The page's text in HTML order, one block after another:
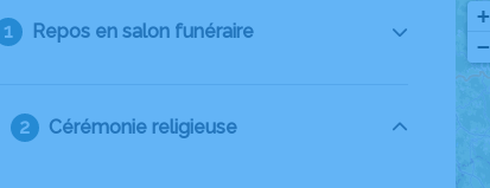
Repos en salon funéraire
Cérémonie religieuse
+
−